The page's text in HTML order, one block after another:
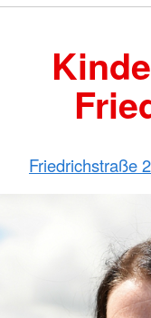
Friedrichstraße